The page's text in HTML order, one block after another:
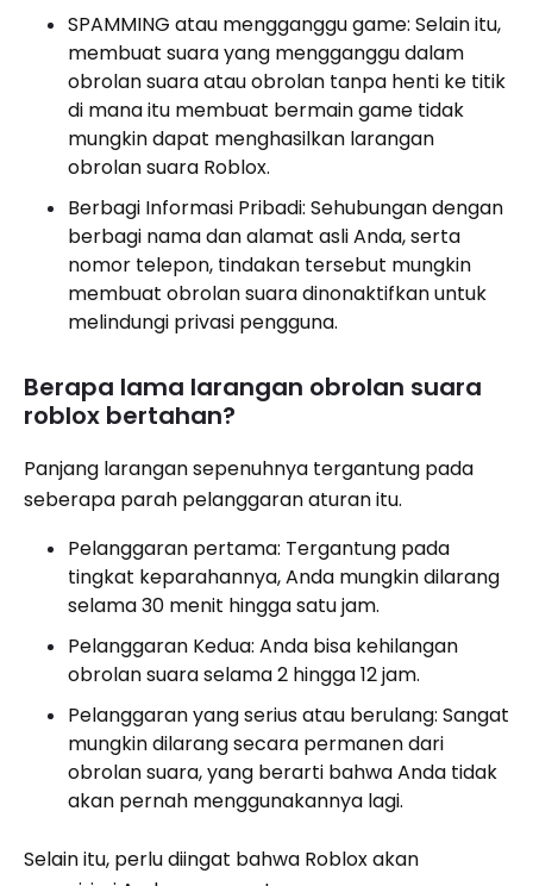
SPAMMING atau mengganggu game: Selain itu,
membuat suara yang mengganggu dalam
obrolan suara atau obrolan tanpa henti ke titik
di mana itu membuat bermain game tidak
mungkin dapat menghasilkan larangan
obrolan suara Roblox.
Berbagi Informasi Pribadi: Sehubungan dengan
berbagi nama dan alamat asli Anda, serta
nomor telepon, tindakan tersebut mungkin
membuat obrolan suara dinonaktifkan untuk
melindungi privasi pengguna.
Berapa lama larangan obrolan suara
roblox bertahan?
Panjang larangan sepenuhnya tergantung pada
seberapa parah pelanggaran aturan itu.
Pelanggaran pertama: Tergantung pada
tingkat keparahannya, Anda mungkin dilarang
selama 30 menit hingga satu jam.
Pelanggaran Kedua: Anda bisa kehilangan
obrolan suara selama 2 hingga 12 jam.
Pelanggaran yang serius atau berulang: Sangat
mungkin dilarang secara permanen dari
obrolan suara, yang berarti bahwa Anda tidak
akan pernah menggunakannya lagi.
Selain itu, perlu diingat bahwa Roblox akan